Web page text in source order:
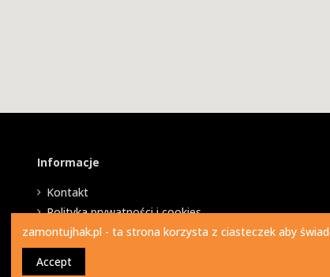
Informacje
Kontakt
Polityka prywatności i cookies
zamontujhak.pl - ta strona korzysta z ciasteczek aby
Accept